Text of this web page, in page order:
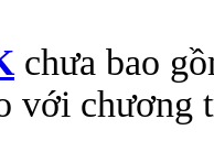
chưa bao
với chương